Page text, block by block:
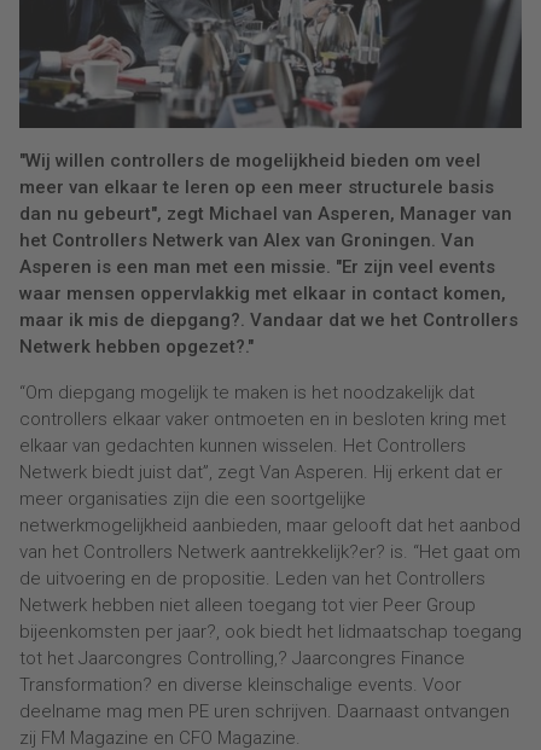
"Wij willen controllers de mogelijkheid bieden om veel
meer van elkaar te leren op een meer structurele basis
dan nu gebeurt", zegt Michael van Asperen, Manager van
het Controllers Netwerk van Alex van Groningen. Van
Asperen is een man met een missie. "Er zijn veel events
waar mensen oppervlakkig met elkaar in contact komen,
maar ik mis de diepgang?. Vandaar dat we het Controllers
Netwerk hebben opgezet?."
“Om diepgang mogelijk te maken is het noodzakelijk dat
controllers elkaar vaker ontmoeten en in besloten kring met
elkaar van gedachten kunnen wisselen. Het Controllers
Netwerk biedt juist dat”, zegt Van Asperen. Hij erkent dat er
meer organisaties zijn die een soortgelijke
netwerkmogelijkheid aanbieden, maar gelooft dat het aanbod
van het Controllers Netwerk aantrekkelijk?er? is. “Het gaat om
de uitvoering en de propositie. Leden van het Controllers
Netwerk hebben niet alleen toegang tot vier Peer Group
bijeenkomsten per jaar?, ook biedt het lidmaatschap toegang
tot het Jaarcongres Controlling,? Jaarcongres Finance
Transformation? en diverse kleinschalige events. Voor
deelname mag men PE uren schrijven. Daarnaast ontvangen
zij FM Magazine en CFO Magazine.